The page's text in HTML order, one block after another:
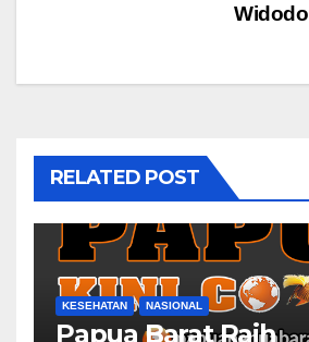
Widodo
RELATED POST
KESEHATAN NASIONAL
Papua Barat Raih